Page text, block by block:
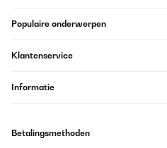
Vertaal
y poser mes fesses pour
Très satisfaite.
Populaire onderwerpen
Klantenservice
Informatie
Betalingsmethoden